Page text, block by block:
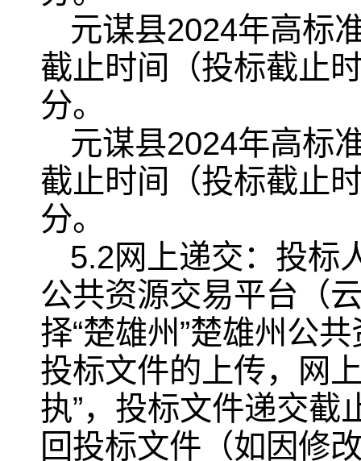
元谋县2024年高标
截止时间（投标截止
分。
元谋县2024年高标
截止时间（投标截止
分。
5.2网上递交：投标
公共资源交易平台（
择“楚雄州”楚雄州公
投标文件的上传，网
执”，投标文件递交截
回投标文件（如因修